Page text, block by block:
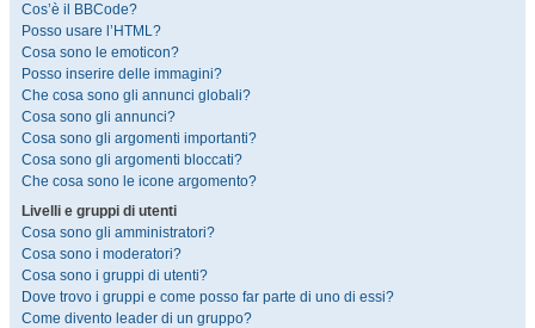
Cos’è il BBCode?
Posso usare l’HTML?
Cosa sono le emoticon?
Posso inserire delle immagini?
Che cosa sono gli annunci globali?
Cosa sono gli annunci?
Cosa sono gli argomenti importanti?
Cosa sono gli argomenti bloccati?
Che cosa sono le icone argomento?
Livelli e gruppi di utenti
Cosa sono gli amministratori?
Cosa sono i moderatori?
Cosa sono i gruppi di utenti?
Dove trovo i gruppi e come posso far parte di uno di essi?
Come divento leader di un gruppo?